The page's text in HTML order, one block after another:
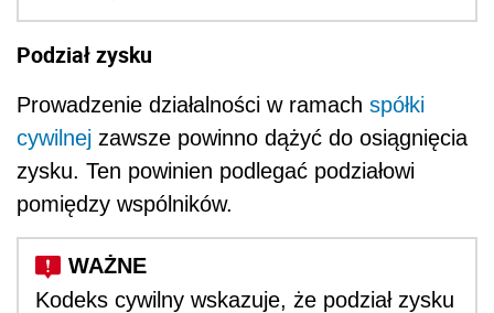
Podział zysku
Prowadzenie działalności w ramach spółki
cywilnej zawsze powinno dążyć do osiągnięcia
zysku. Ten powinien podlegać podziałowi
pomiędzy wspólników.
Kodeks cywilny wskazuje, że podział zysku